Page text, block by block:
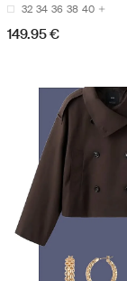
32 34 36 38 40
149.95 €